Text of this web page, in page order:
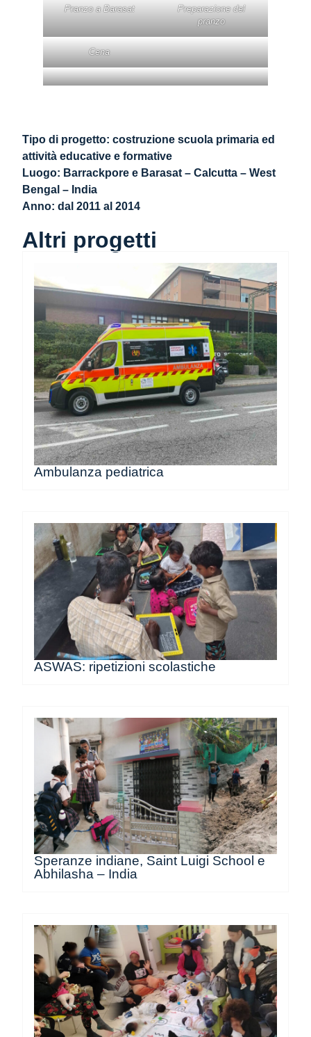
Pranzo a Barasat
Preparazione del
pranzo
Cena
Tipo di progetto: costruzione scuola primaria ed
attività educative e formative
Luogo: Barrackpore e Barasat – Calcutta – West
Bengal – India
Anno: dal 2011 al 2014
Altri progetti
Ambulanza pediatrica
ASWAS: ripetizioni scolastiche
Speranze indiane, Saint Luigi School e
Abhilasha – India